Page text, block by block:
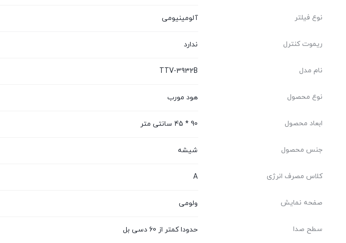
نوع فیلتر آلومینیومی
ریموت کنترل ندارد
نام مدل TTV-3932B
نوع محصول هود مورب
ابعاد محصول 90 * 45 سانتی متر
جنس محصول شیشه
کلاس مصرف انرژی A
صفحه نمایش ولومی
سطح صدا حدودا کمتر از 60 دسی بل